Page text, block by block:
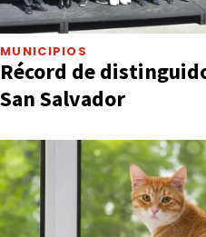
MUNICIPIOS
Récord de
San Salvador